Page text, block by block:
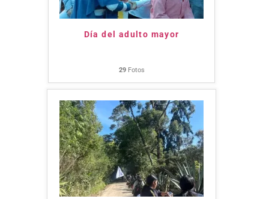
Día del adulto mayor
29Fotos